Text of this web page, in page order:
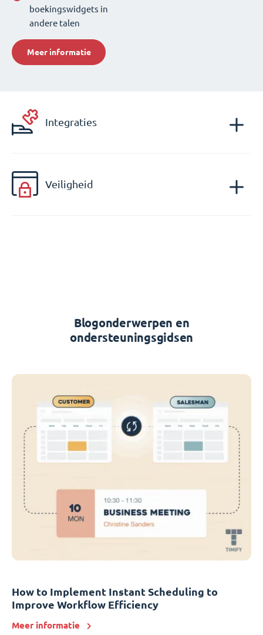
boekingswidgets in
andere talen
Meer informatie
Integraties
Veiligheid
Blogonderwerpen en
ondersteuningsgidsen
How to Implement Instant Scheduling to
Improve Workflow Efficiency
Meer informatie